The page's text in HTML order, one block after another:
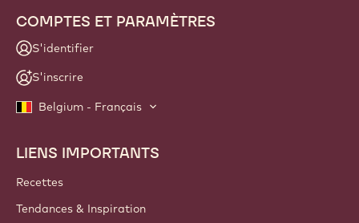
COMPTES ET PARAMÈTRES
S'identifier
S'inscrire
Belgium - Français
Footer
Callebaut
LIENS IMPORTANTS
Recettes
Tendances & Inspiration